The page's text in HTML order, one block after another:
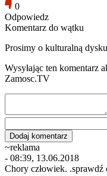
0
Odpowiedz
Komentarz do wątku
Prosimy o kulturalną
Wysyłając ten komentarz
Zamosc.TV
~reklama
- 08:39, 13.06.2018
Chory człowiek. .sprawdź